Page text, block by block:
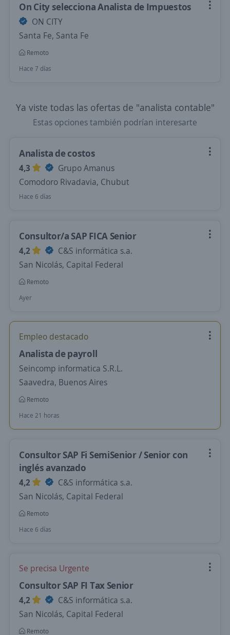
On City selecciona Analista de Impuestos
ON CITY
Santa Fe, Santa Fe
Remoto
Hace 7 días
Ya viste todas las ofertas de "analista contable"
Estas opciones también podrían interesarte
Analista de costos
4,3
Grupo Amanus
Comodoro Rivadavia, Chubut
Hace 6 días
Consultor/a SAP FICA Senior
4,2
C&S informática s.a.
San Nicolás, Capital Federal
Remoto
Ayer
Empleo destacado
Analista de payroll
Seincomp informatica S.R.L.
Saavedra, Buenos Aires
Remoto
Hace 21 horas
Consultor SAP Fi SemiSenior / Senior con
inglés avanzado
4,2
C&S informática s.a.
San Nicolás, Capital Federal
Remoto
Hace 6 días
Se precisa Urgente
Consultor SAP FI Tax Senior
4,2
C&S informática s.a.
San Nicolás, Capital Federal
Remoto